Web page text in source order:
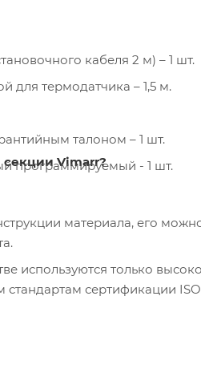
кабеля 2 м) – 1 шт.
для термодатчика – 1,5 м.
талоном – 1 шт.
программируемый - 1 шт.
секции Vimarr?
материала, его
используются только
сертификации ISO